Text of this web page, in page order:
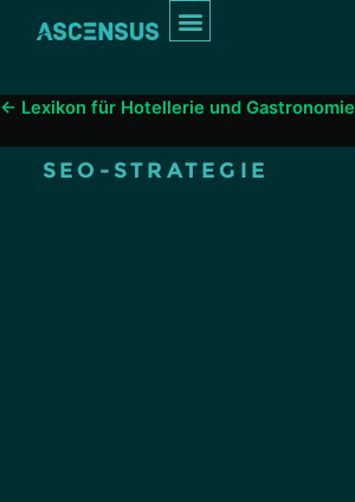
springen
← Lexikon für Hotellerie und Gastronomie
SEO-STRATEGIE